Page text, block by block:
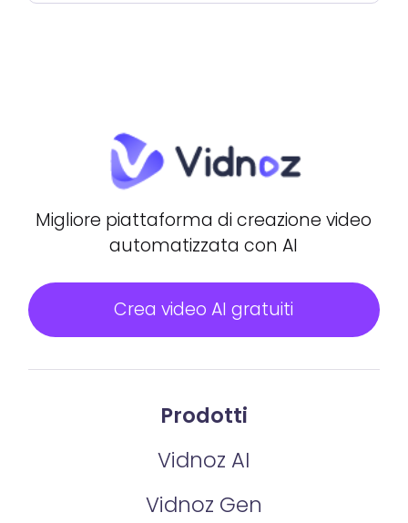
Migliore piattaforma di creazione video
automatizzata con AI
Crea video AI gratuiti
Prodotti
Vidnoz AI
Vidnoz Gen